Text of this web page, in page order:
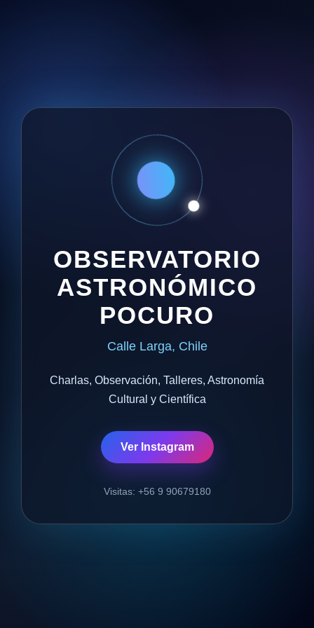
OBSERVATORIO
ASTRONÓMICO
POCURO
Calle Larga, Chile
Charlas, Observación, Talleres, Astronomía
Cultural y Científica
Ver Instagram
Visitas: +56 9 90679180